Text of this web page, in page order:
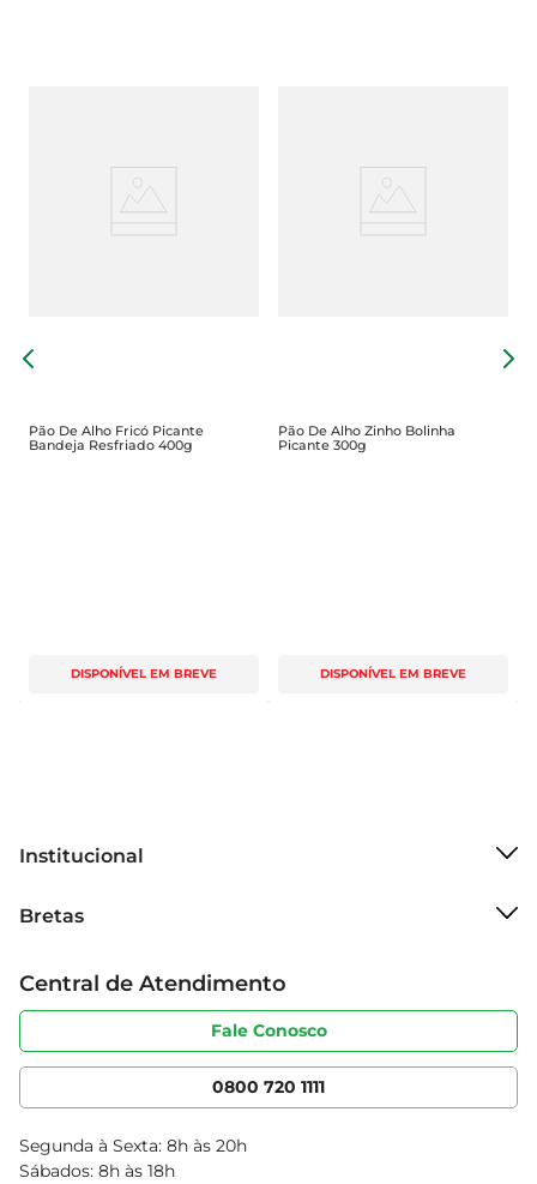
Pão De Alho Fricó Picante
Bandeja Resfriado 400g
DISPONÍVEL EM BREVE
Pão De Alho Zinho Bolinha
Picante 300g
DISPONÍVEL EM BREVE
Institucional
Grupo Cencosud
Sobre privacidade
Portal do fornecedor
Cencosud Media
Bretas
Produtos Bretas
Código de ética
Serviços
Clube Bretas
Blog Bretas
Black Friday
Central de Atendimento
Fale Conosco
0800 720 1111
Segunda à Sexta: 8h às 20h
Sábados: 8h às 18h